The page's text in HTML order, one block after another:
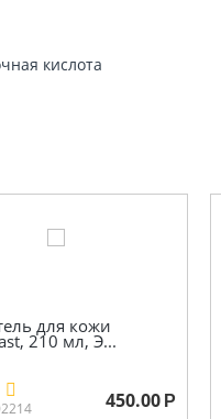
кислота
для кожи
210 мл, Э...
450.00 Р